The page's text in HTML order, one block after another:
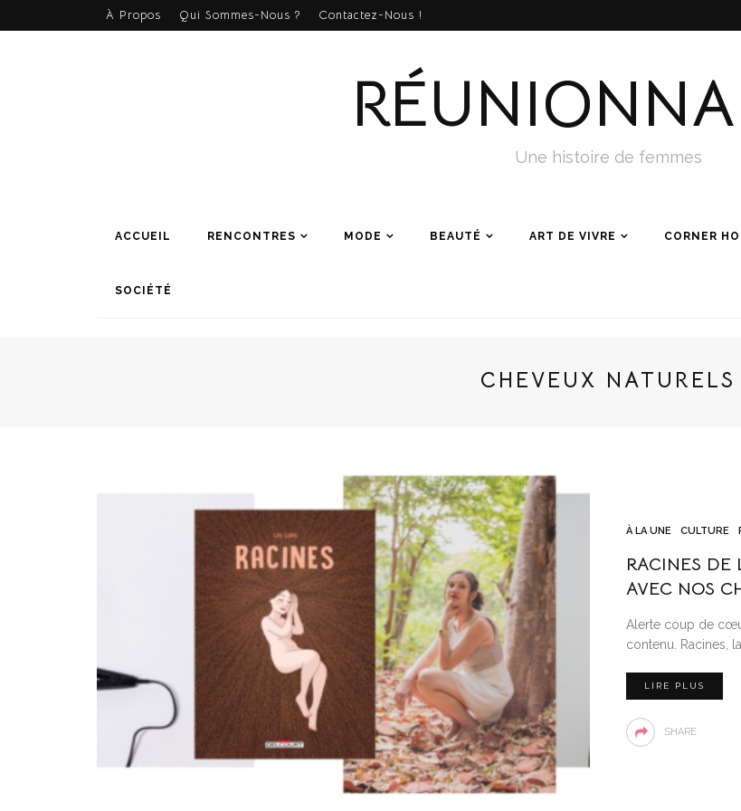
À Propos Qui Sommes-Nous ? Contactez-Nous !
Une histoire de femmes
ACCUEIL RENCONTRES MODE BEAUTÉ ART DE VIVRE CORNER
SOCIÉTÉ
CHEVEUX NATURELS
À LA UNE CULTURE
RACINES
AVEC NOS
Alerte coup de
contenu. Racines,
LIRE PLUS
SHARE